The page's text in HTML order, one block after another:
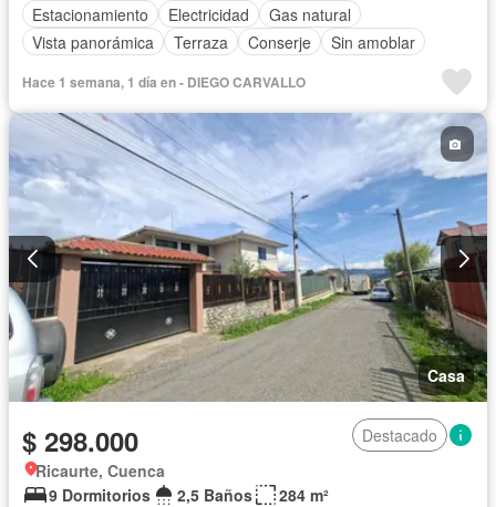
Estacionamiento
Electricidad
Gas natural
Vista panorámica
Terraza Conserje Sin amoblar
Hace 1 semana, 1 día en - DIEGO CARVALLO
Casa
$ 298.000
Destacado
Ricaurte, Cuenca
9 Dormitorios
2,5 Baños
284 m²